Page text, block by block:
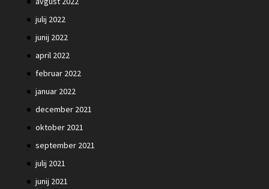
julij 2022
junij 2022
april 2022
februar 2022
januar 2022
december 2021
oktober 2021
september 2021
julij 2021
junij 2021